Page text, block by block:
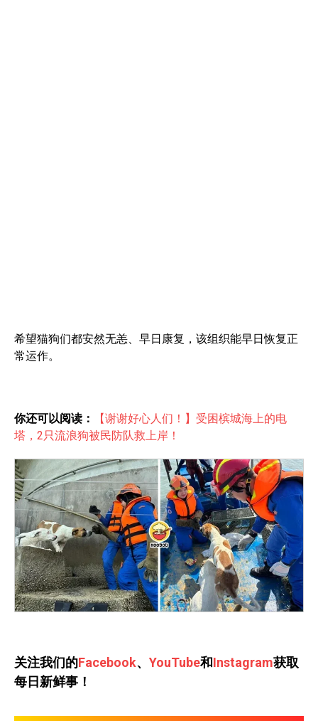
希望猫狗们都安然无恙、早日康复，该组织能早日恢复正
常运作。
你还可以阅读：
【谢谢好心人们！】受困槟城海上的电
塔，2只流浪狗被民防队救上岸！
关注我们的Facebook、 YouTube和Instagram获取
每日新鲜事！